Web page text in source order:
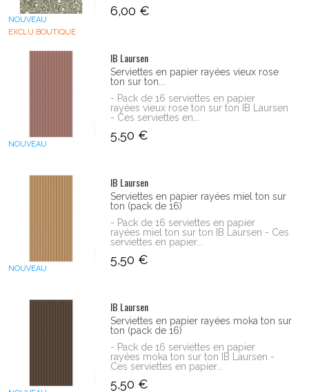
NOUVEAU
EXCLU BOUTIQUE
6,00 €
NOUVEAU
IB Laursen
Serviettes en papier rayées vieux rose
ton sur ton...
- Pack de 16 serviettes en papier
rayées vieux rose ton sur ton IB Laursen
- Ces serviettes en...
5,50 €
NOUVEAU
IB Laursen
Serviettes en papier rayées miel ton sur
ton (pack de 16)
- Pack de 16 serviettes en papier
rayées miel ton sur ton IB Laursen - Ces
serviettes en papier...
5,50 €
IB Laursen
Serviettes en papier rayées moka ton sur
ton (pack de 16)
- Pack de 16 serviettes en papier
rayées moka ton sur ton IB Laursen -
Ces serviettes en papier...
5,50 €